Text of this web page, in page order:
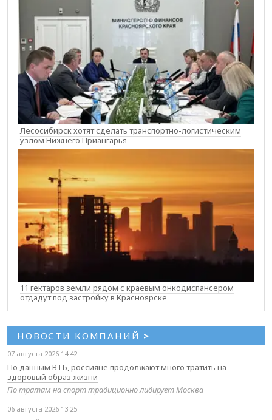
Лесосибирск хотят сделать транспортно-логистическим
узлом Нижнего Приангарья
11 гектаров земли рядом с краевым онкодиспансером
отдадут под застройку в Красноярске
НОВОСТИ КОМПАНИЙ >
07 августа 2026 14:42
По данным ВТБ, россияне продолжают много тратить на
здоровый образ жизни
По тратам на спорт традиционно лидирует Москва
06 августа 2026 13:25